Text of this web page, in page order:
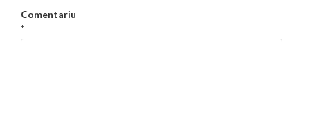
Comentariu
*